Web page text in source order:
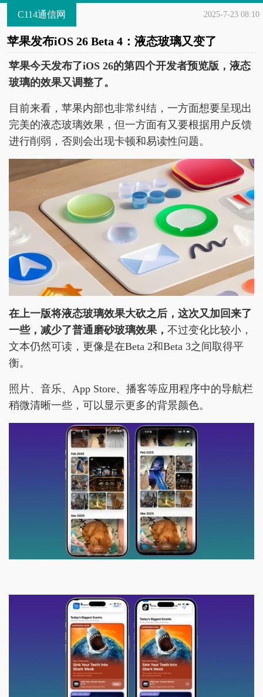
C114通信网 2025-7-23 08:10
苹果发布iOS 26 Beta 4：液态玻璃又变了
苹果今天发布了iOS 26的第四个开发者预览版，液态
玻璃的效果又调整了。
目前来看，苹果内部也非常纠结，一方面想要呈现出
完美的液态玻璃效果，但一方面有又要根据用户反馈
进行削弱，否则会出现卡顿和易读性问题。
在上一版将液态玻璃效果大砍之后，这次又加回来了
一些，减少了普通磨砂玻璃效果， 不过变化比较小，
文本仍然可读，更像是在Beta 2和Beta 3之间取得平
衡。
照片、音乐、App Store、播客等应用程序中的导航栏
稍微清晰一些，可以显示更多的背景颜色。